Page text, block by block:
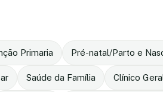
Primaria Pré-natal/Parto e
Saúde da Família Clínico